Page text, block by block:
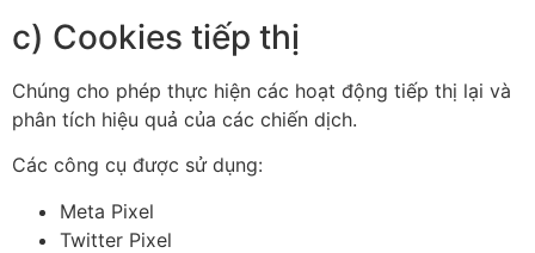
c) Cookies tiếp thị
Chúng cho phép thực hiện các hoạt động tiếp thị lại và
phân tích hiệu quả của các chiến dịch.
Các công cụ được sử dụng:
Meta Pixel
Twitter Pixel